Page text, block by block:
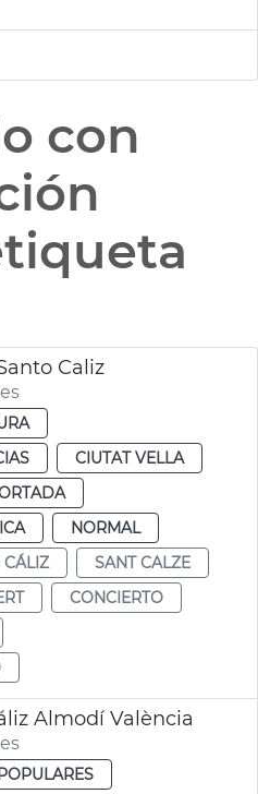
con
Caliz
CIUTAT VELLA
NORMAL
CÁLIZ
SANT CALZE
CONCIERTO
Almodí València